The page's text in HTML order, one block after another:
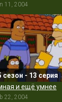
11, 2004
сезон - 13 серия
и ещё умнее
22, 2004